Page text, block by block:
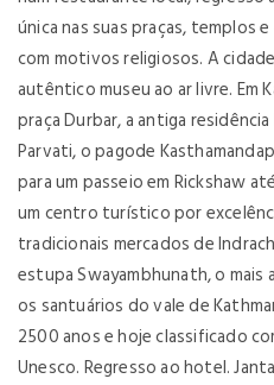
única nas suas praças, templos
com motivos religiosos. A
autêntico museu ao ar livre. Em
praça Durbar, a antiga
Parvati, o pagode
para um passeio em Rickshaw
um centro turístico por
tradicionais mercados de
estupa Swayambhunath, o
os santuários do vale de
2500 anos e hoje classificado
Unesco. Regresso ao hotel.